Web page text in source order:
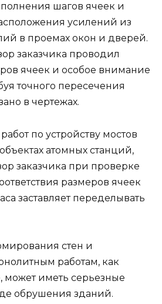
шагов ячеек и
усилений из
в проемах окон и дверей.
заказчика проводил
ячеек и особое внимание
точного пересечения
в чертежах.
по устройству мостов
атомных станций,
заказчика при проверке
размеров ячеек
заставляет переделывать
стен и
работам, как
может иметь серьезные
обрушения зданий.